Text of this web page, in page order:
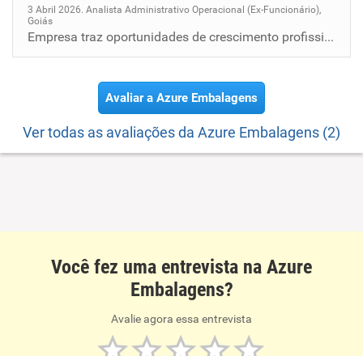
3 Abril 2026. Analista Administrativo Operacional (Ex-Funcionário),
Goiás
Empresa traz oportunidades de crescimento profissional, trazendo confiança para profissionais iniciantes no mercado, dan...
Avaliar a Azure Embalagens
Ver todas as avaliações da Azure Embalagens (2)
Você fez uma entrevista na Azure
Embalagens?
Avalie agora essa entrevista